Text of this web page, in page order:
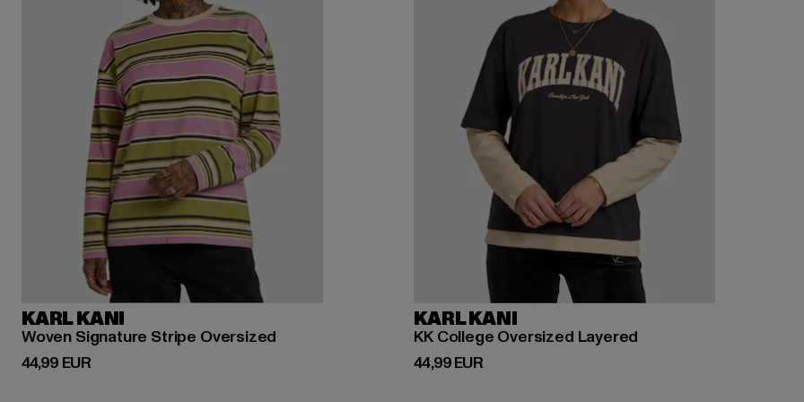
KARL KANI
Woven Signature Stripe Oversized
44,99 EUR
Derzeitiger Preis: 44,99 EUR
KARL KANI
KK College Oversized Layered
44,99 EUR
Derzeitiger Preis: 44,99 EUR